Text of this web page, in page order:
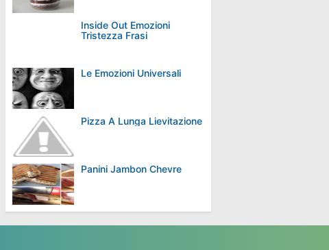
Inside Out Emozioni
Tristezza Frasi
Le Emozioni Universali
Pizza A Lunga Lievitazione
Panini Jambon Chevre